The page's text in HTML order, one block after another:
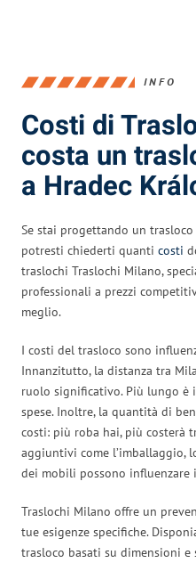
INFO
Costi di
costa un
a Hradec
Se stai progettando un trasloco
potresti chiederti quanti costi
traslochi Traslochi Milano,
professionali a prezzi
meglio.
I costi del trasloco sono
Innanzitutto, la distanza tra
ruolo significativo. Più lungo è
spese. Inoltre, la quantità di
costi: più roba hai, più costerà
aggiuntivi come l’imballaggio,
dei mobili possono influenzare
Traslochi Milano offre un
tue esigenze specifiche.
trasloco basati su dimensioni e